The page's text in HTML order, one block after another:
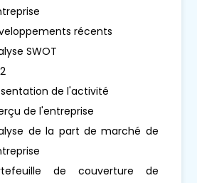
récents
SWOT
de l'activité
de l'entreprise
de la part de marché de
de couverture de